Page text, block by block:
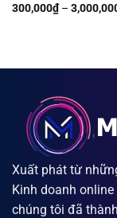
Được xếp
300,000₫ –
Xuất phát từ
Kinh doanh
chúng tôi đã